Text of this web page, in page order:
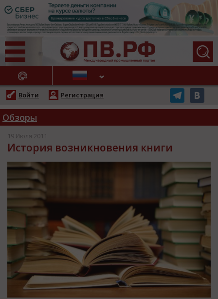
НОВОСТИ
Войти Регистрация
Обзоры
19 Июля 2011
История возникновения книги